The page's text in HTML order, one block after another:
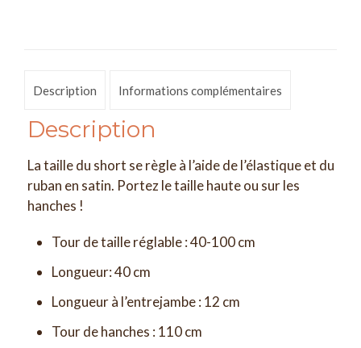
Description Informations complémentaires
Description
La taille du short se règle à l’aide de l’élastique et du
ruban en satin. Portez le taille haute ou sur les
hanches !
Tour de taille réglable : 40-100 cm
Longueur: 40 cm
Longueur à l’entrejambe : 12 cm
Tour de hanches : 110 cm